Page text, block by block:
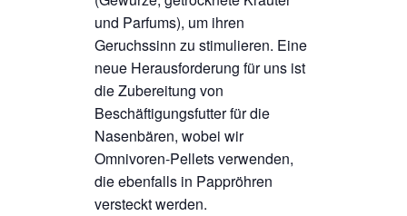
und Parfums), um ihren
Geruchssinn zu stimulieren. Eine
neue Herausforderung für uns ist
die Zubereitung von
Beschäftigungsfutter für die
Nasenbären, wobei wir
Omnivoren-Pellets verwenden,
die ebenfalls in Pappröhren
versteckt werden.